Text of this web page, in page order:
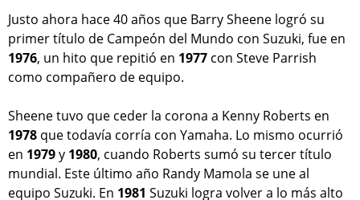
Justo ahora hace 40 años que Barry Sheene logró su
primer título de Campeón del Mundo con Suzuki, fue en
1976, un hito que repitió en 1977 con Steve Parrish
como compañero de equipo.
Sheene tuvo que ceder la corona a Kenny Roberts en
1978 que todavía corría con Yamaha. Lo mismo ocurrió
en 1979y 1980, cuando Roberts sumó su tercer título
mundial. Este último año Randy Mamola se une al
equipo Suzuki. En 1981 Suzuki logra volver a lo más alto